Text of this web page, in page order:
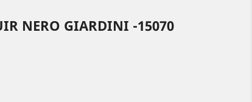
NERO GIARDINI -15070